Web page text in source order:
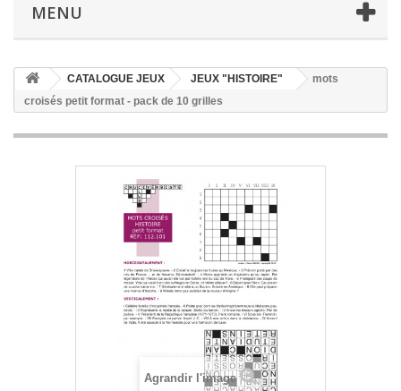
MENU
CATALOGUE JEUX JEUX "HISTOIRE"
mots
croisés petit format - pack de 10 grilles
Agrandir l'image